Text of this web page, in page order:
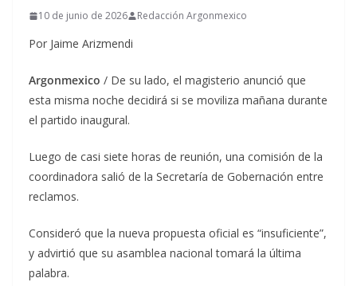
10 de junio de 2026 Redacción Argonmexico
Por Jaime Arizmendi
Argonmexico / De su lado, el magisterio anunció que
esta misma noche decidirá si se moviliza mañana durante
el partido inaugural.
Luego de casi siete horas de reunión, una comisión de la
coordinadora salió de la Secretaría de Gobernación entre
reclamos.
Consideró que la nueva propuesta oficial es “insuficiente”,
y advirtió que su asamblea nacional tomará la última
palabra.